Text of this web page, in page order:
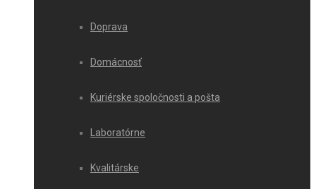
Doprava
Domácnosť
Kuriérske spoločnosti a pošta
Laboratórne
Kvalitárske